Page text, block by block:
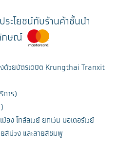
ระโยชน์กับร้านค้าชั้นนำ
ลักษณ์
งด้วยบัตรเดบิต Krungthai Tranxit
การ)
ง โทล์ลเวย์ ยกเว้น มอเตอร์เวย์
สีม่วง และสายสีชมพู